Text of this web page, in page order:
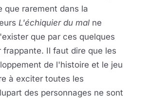
que rarement dans la
L'échiquier du mal ne
que par ces quelques
frappante. Il faut dire que les
de l'histoire et le jeu
à exciter toutes les
des personnages ne sont